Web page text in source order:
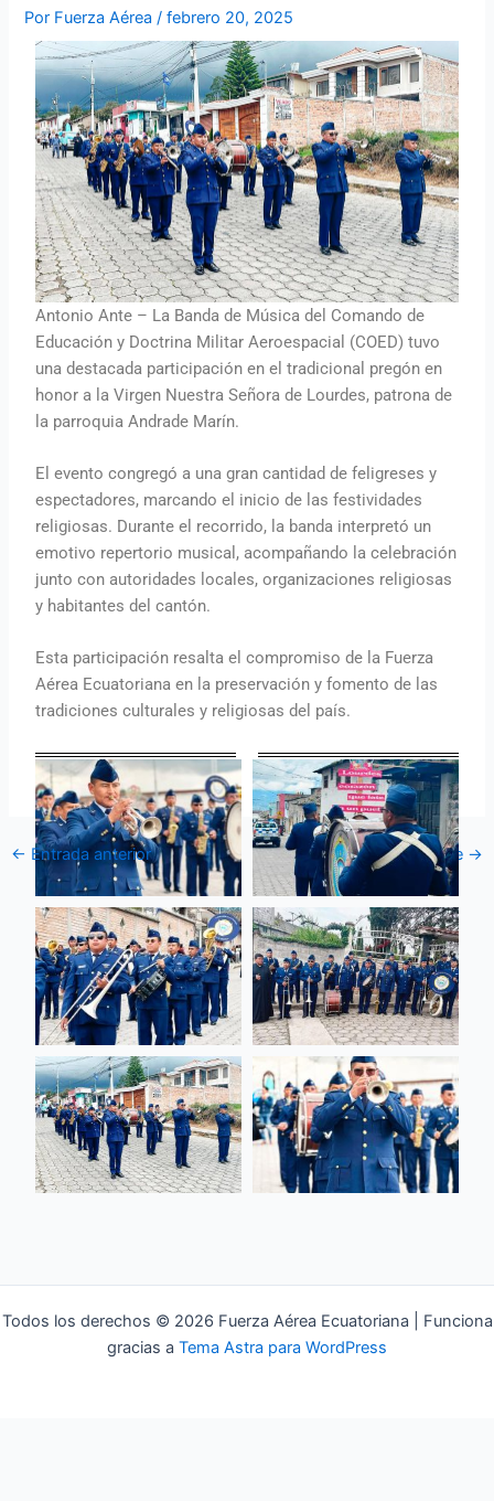
Por Fuerza Aérea/febrero 20, 2025
Antonio Ante – La Banda de Música del Comando de
Educación y Doctrina Militar Aeroespacial (COED) tuvo
una destacada participación en el tradicional pregón en
honor a la Virgen Nuestra Señora de Lourdes, patrona de
la parroquia Andrade Marín.
El evento congregó a una gran cantidad de feligreses y
espectadores, marcando el inicio de las festividades
religiosas. Durante el recorrido, la banda interpretó un
emotivo repertorio musical, acompañando la celebración
junto con autoridades locales, organizaciones religiosas
y habitantes del cantón.
Esta participación resalta el compromiso de la Fuerza
Aérea Ecuatoriana en la preservación y fomento de las
tradiciones culturales y religiosas del país.
← Entrada anterior Entrada siguiente →
Todos los derechos © 2026 Fuerza Aérea Ecuatoriana | Funciona
gracias a Tema Astra para WordPress